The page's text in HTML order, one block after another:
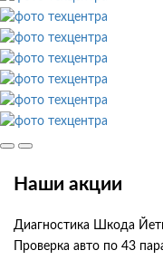
Наши акции
Диагностика Шкода
Проверка авто по 43